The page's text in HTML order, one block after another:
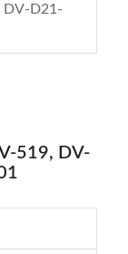
DV-D21-
519, DV-